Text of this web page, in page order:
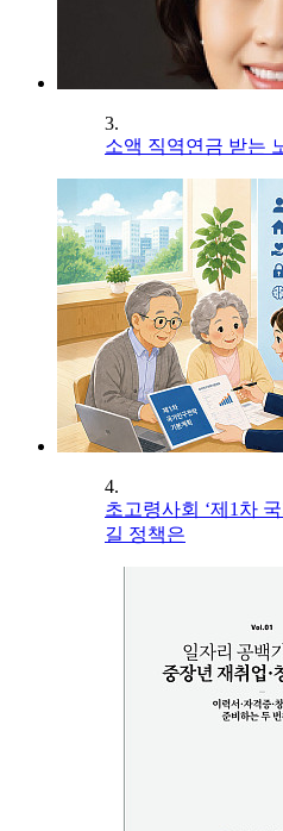
3.
소액 직역연금 받는
4.
초고령사회 ‘제1차
길 정책은